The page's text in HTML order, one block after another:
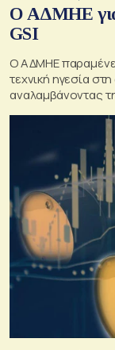
O ΑΔΜΗΕ για
GSI
O ΑΔΜΗΕ
τεχνική ηγεσία
αναλαμβάνοντας